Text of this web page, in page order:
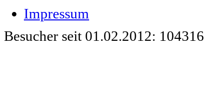
Impressum
Besucher seit 01.02.2012: 104316